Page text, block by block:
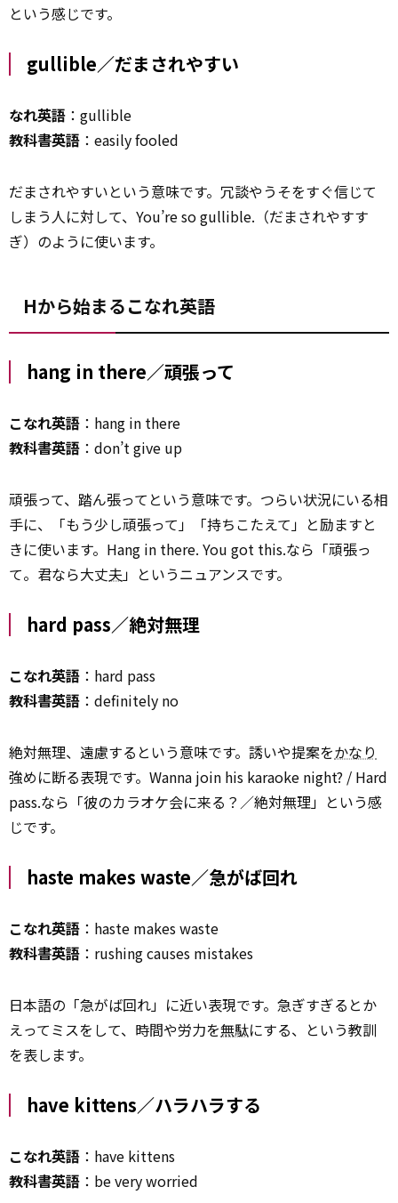
という感じです。
gullible／だまされやすい
なれ英語 ：gullible
教科書英語 ：easily fooled
だまされやすいという意味です。冗談やうそをすぐ信じて
しまう人に対して、You’re so gullible.（だまされやすす
ぎ）のように使います。
Hから始まるこなれ英語
hang in there／頑張って
こなれ英語 ：hang in there
教科書英語 ：don’t give up
頑張って、踏ん張ってという意味です。つらい状況にいる相
手に、「もう少し頑張って」「持ちこたえて」と励ますと
きに使います。Hang in there. You got this.なら「頑張っ
て。君なら大丈夫」というニュアンスです。
hard pass／絶対無理
こなれ英語 ：hard pass
教科書英語 ：definitely no
絶対無理、遠慮するという意味です。誘いや提案をかなり
強めに断る表現です。Wanna join his karaoke night? / Hard
pass.なら「彼のカラオケ会に来る？／絶対無理」という感
じです。
haste makes waste／急がば回れ
こなれ英語 ：haste makes waste
教科書英語 ：rushing causes mistakes
日本語の「急がば回れ」に近い表現です。急ぎすぎるとか
えってミスをして、時間や労力を無駄にする、という教訓
を表します。
have kittens／ハラハラする
こなれ英語 ：have kittens
教科書英語 ：be very worried